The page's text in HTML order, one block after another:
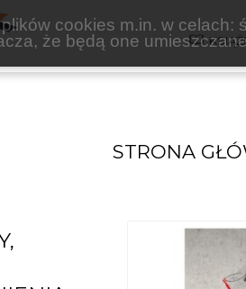
cookies m.in. w celach:
że będą one
STRONA